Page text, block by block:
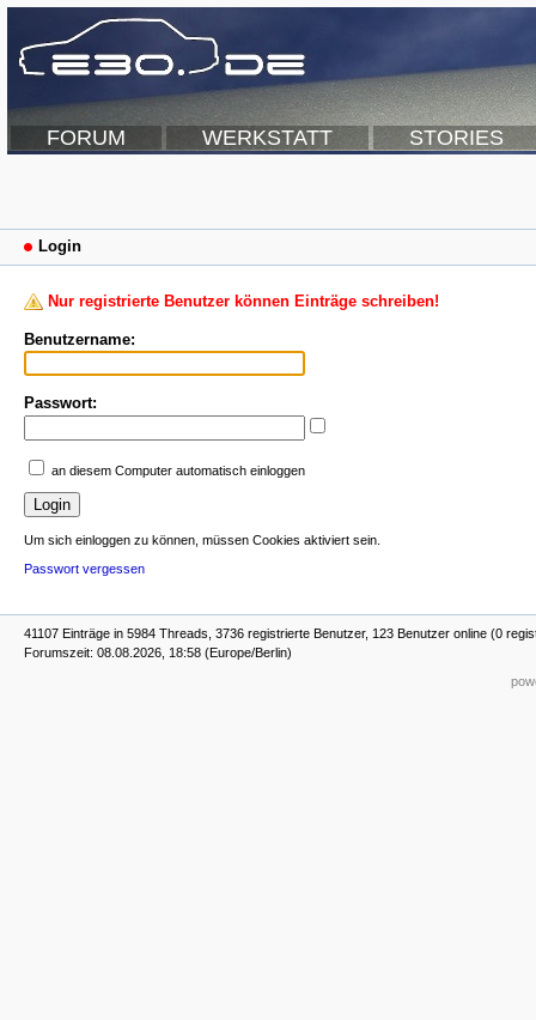
FORUM WERKSTATT STORIES
Login
Nur registrierte Benutzer können Einträge schreiben!
Benutzername:
Passwort:
an diesem Computer automatisch einloggen
Um sich einloggen zu können, müssen Cookies aktiviert sein.
Passwort vergessen
41107 Einträge in 5984 Threads, 3736 registrierte Benutzer, 123 Benutzer online (0
Forumszeit: 08.08.2026, 18:58 (Europe/Berlin)